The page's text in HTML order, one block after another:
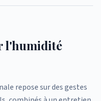
l'humidité
repose sur des gestes